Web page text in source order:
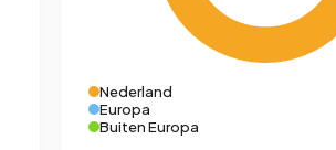
Nederland
Europa
Buiten Europa